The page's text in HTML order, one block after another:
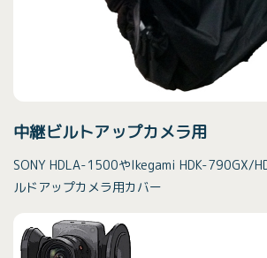
中継ビルトアップカメラ用
SONY HDLA-1500やIkegami HDK-790GX/
ルドアップカメラ用カバー